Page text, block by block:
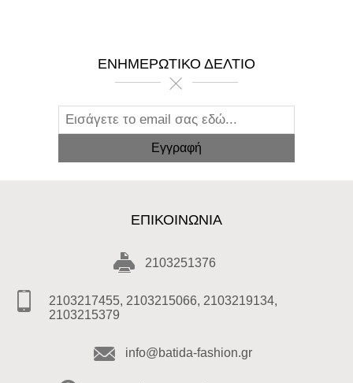
ΕΝΗΜΕΡΩΤΙΚΌ ΔΕΛΤΊΟ
ΕΠΙΚΟΙΝΩΝΊΑ
2103251376
2103217455, 2103215066, 2103219134,
2103215379
info@batida-fashion.gr